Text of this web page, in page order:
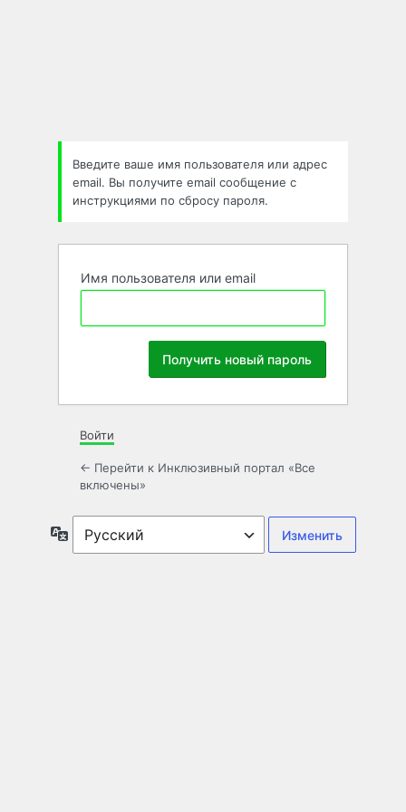
Введите ваше имя пользователя или адрес
email. Вы получите email сообщение с
инструкциями по сбросу пароля.
Имя пользователя или email
Войти
← Перейти к Инклюзивный портал «Все
включены»
Язык